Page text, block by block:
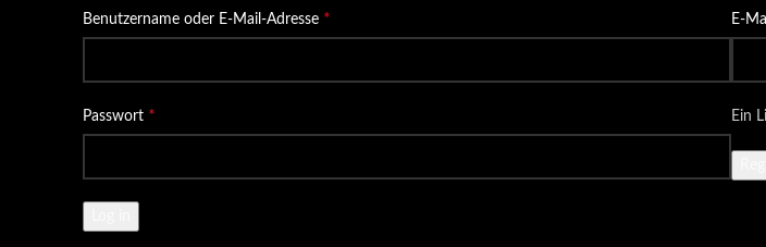
Benutzername oder E-Mail-Adresse *
Passwort *
E-
Ein